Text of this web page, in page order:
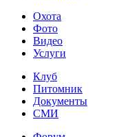
Охота
Фото
Видео
Услуги
Клуб
Питомник
Документы
СМИ